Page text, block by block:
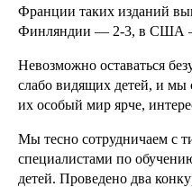
Франции таких изданий
Финляндии — 2-3, в США
Невозможно оставаться
слабо видящих детей, и мы
их особый мир ярче,
Мы тесно сотрудничаем с
специалистами по
детей. Проведено два